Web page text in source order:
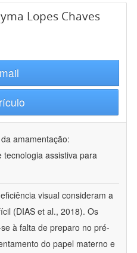
Lopes Chaves
amamentação:
tecnologia assistiva para
visual consideram a
(DIAS et al., 2018). Os
à falta de preparo no pré-
do papel materno e